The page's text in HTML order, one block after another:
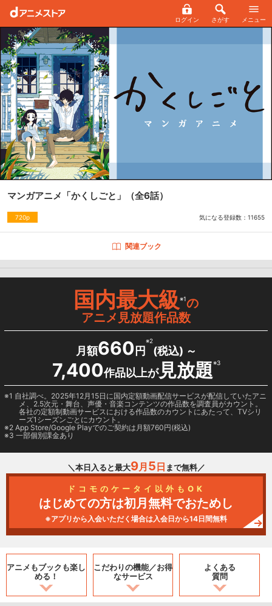
ログイン さがす メニュー
マンガアニメ「かくしごと」 （全6話）
720p 気になる登録数： 11655
関連ブック
国内最大級※1の
アニメ見放題作品数
月額660 円
※2
(税込) ～
7,400作品以上が見放題※3
1 自社調べ。2025年12月15日に国内定額動画配信サービスが配信していたアニ
メ、2.5次元・舞台、声優・音楽コンテンツの作品数を調査員がカウント。
各社の定額制動画サービスにおける作品数のカウントにあたって、TVシリ
ーズ1シーズンごとにカウント。
2 App Store/Google Playでのご契約は月額760円(税込)
3 一部個別課金あり
＼本日入ると最大9月 5 日 まで無料／
ドコモのケータイ以外もOK
はじめての方は初月無料でおためし
※アプリから入会いただく場合は入会日から14日間無料
アニメもブックも楽し
める！
こだわりの機能／お得
なサービス
よくある
質問